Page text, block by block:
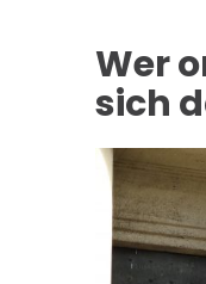
Wer
sich